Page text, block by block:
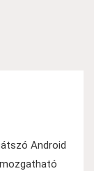
Android